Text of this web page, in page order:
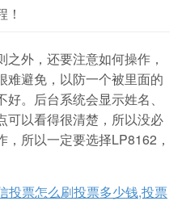
外，还要注意如何操作，
难避免，以防一个被里面的
。后台系统会显示姓名、
可以看得很清楚，所以没必
所以一定要选择LP8162，
投票怎么刷投票多少钱,投票